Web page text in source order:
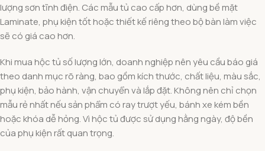
lượng sơn tĩnh điện. Các mẫu tủ cao cấp hơn, dùng bề mặt
Laminate, phụ kiện tốt hoặc thiết kế riêng theo bộ bàn làm việc
sẽ có giá cao hơn.
Khi mua hộc tủ số lượng lớn, doanh nghiệp nên yêu cầu báo giá
theo danh mục rõ ràng, bao gồm kích thước, chất liệu, màu sắc,
phụ kiện, bảo hành, vận chuyển và lắp đặt. Không nên chỉ chọn
mẫu rẻ nhất nếu sản phẩm có ray trượt yếu, bánh xe kém bền
hoặc khóa dễ hỏng. Vì hộc tủ được sử dụng hằng ngày, độ bền
của phụ kiện rất quan trọng.